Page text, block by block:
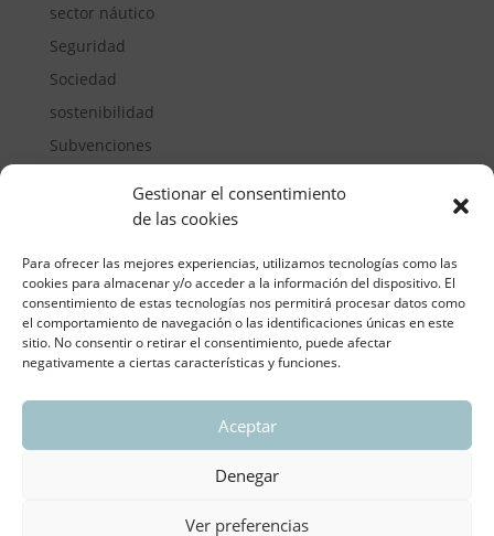
Gestionar el consentimiento
de las cookies
Para ofrecer las mejores experiencias, utilizamos tecnologías como las
cookies para almacenar y/o acceder a la información del dispositivo. El
consentimiento de estas tecnologías nos permitirá procesar datos como
el comportamiento de navegación o las identificaciones únicas en este
sitio. No consentir o retirar el consentimiento, puede afectar
negativamente a ciertas características y funciones.
Aceptar
Denegar
Ver preferencias
sector náutico
Seguridad
Sociedad
sostenibilidad
Subvenciones
ASOCIACIÓN REGIONAL VALENCIANA DE
Aviso legal y política de privacidad